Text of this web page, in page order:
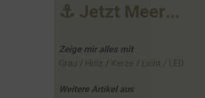
⚓ Jetzt Meer...
Zeige mir alles mit
Grau / Holz / Kerze / Licht / LED
Weitere Artikel aus